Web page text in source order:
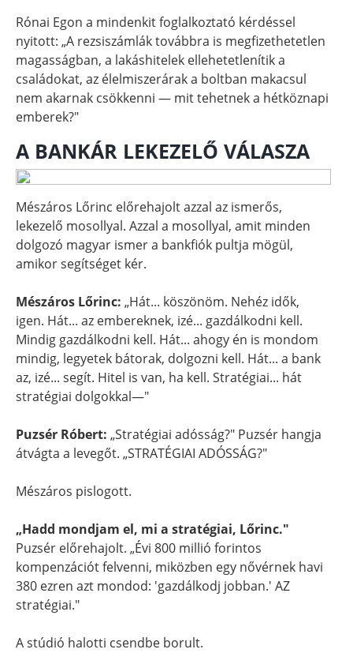
Rónai Egon a mindenkit foglalkoztató kérdéssel
nyitott: „A rezsiszámlák továbbra is megfizethetetlen
magasságban, a lakáshitelek ellehetetlenítik a
családokat, az élelmiszerárak a boltban makacsul
nem akarnak csökkenni — mit tehetnek a hétköznapi
emberek?"
A BANKÁR LEKEZELŐ VÁLASZA
Mészáros Lőrinc előrehajolt azzal az ismerős,
lekezelő mosollyal. Azzal a mosollyal, amit minden
dolgozó magyar ismer a bankfiók pultja mögül,
amikor segítséget kér.
Mészáros Lőrinc: „Hát... köszönöm. Nehéz idők,
igen. Hát... az embereknek, izé... gazdálkodni kell.
Mindig gazdálkodni kell. Hát... ahogy én is mondom
mindig, legyetek bátorak, dolgozni kell. Hát... a bank
az, izé... segít. Hitel is van, ha kell. Stratégiai... hát
stratégiai dolgokkal—"
Puzsér Róbert: „Stratégiai adósság?" Puzsér hangja
átvágta a levegőt. „STRATÉGIAI ADÓSSÁG?"
Mészáros pislogott.
„Hadd mondjam el, mi a stratégiai, Lőrinc."
Puzsér előrehajolt. „Évi 800 millió forintos
kompenzációt felvenni, miközben egy nővérnek havi
380 ezren azt mondod: 'gazdálkodj jobban.' AZ
stratégiai."
A stúdió halotti csendbe borult.